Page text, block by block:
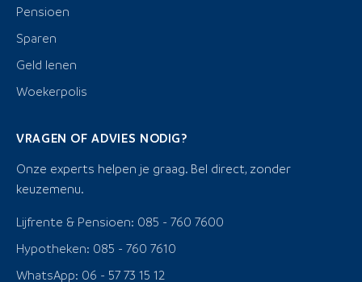
Pensioen
Sparen
Geld lenen
Woekerpolis
VRAGEN OF ADVIES NODIG?
Onze experts helpen je graag. Bel direct, zonder
keuzemenu.
Lijfrente & Pensioen: 085 - 760 7600
Hypotheken: 085 - 760 7610
WhatsApp: 06 - 57 73 15 12